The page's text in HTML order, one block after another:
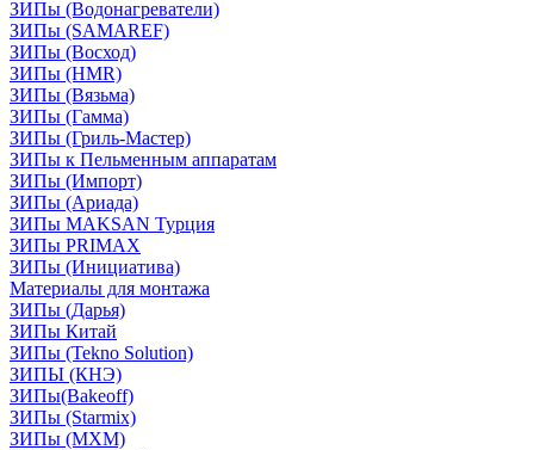
ЗИПы (Водонагреватели)
ЗИПы (SAMAREF)
ЗИПы (Восход)
ЗИПы (HMR)
ЗИПы (Вязьма)
ЗИПы (Гамма)
ЗИПы (Гриль-Мастер)
ЗИПы к Пельменным аппаратам
ЗИПы (Импорт)
ЗИПы (Ариада)
ЗИПы MAKSAN Турция
ЗИПы PRIMAX
ЗИПы (Инициатива)
Материалы для монтажа
ЗИПы (Дарья)
ЗИПы Китай
ЗИПы (Tekno Solution)
ЗИПЫ (КНЭ)
ЗИПы(Bakeoff)
ЗИПы (Starmix)
ЗИПы (МХМ)